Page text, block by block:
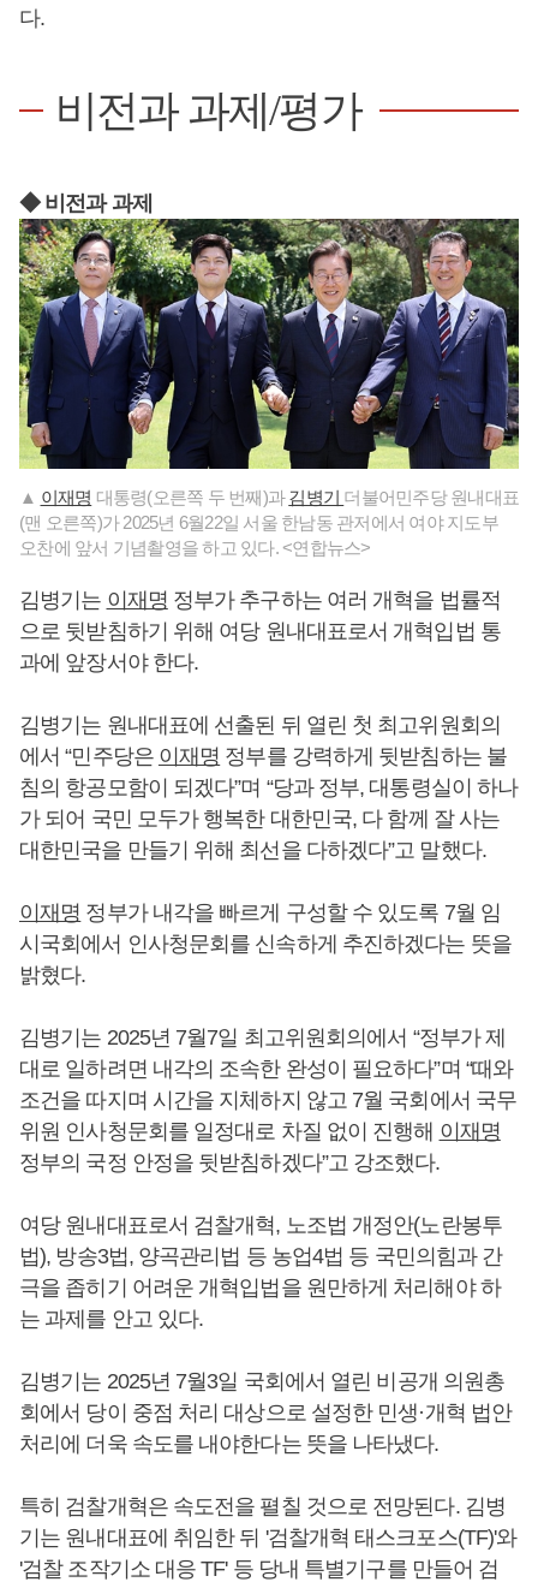
다.
비전과 과제/평가
◆ 비전과 과제
▲ 이재명 대통령(오른쪽 두 번째)과김병기 더불어민주당 원내대표
(맨 오른쪽)가 2025년 6월22일 서울 한남동 관저에서 여야 지도부
오찬에 앞서 기념촬영을 하고 있다. <연합뉴스>
김병기는 이재명 정부가 추구하는 여러 개혁을 법률적
으로 뒷받침하기 위해 여당 원내대표로서 개혁입법 통
과에 앞장서야 한다.
김병기는 원내대표에 선출된 뒤 열린 첫 최고위원회의
에서 “민주당은 이재명 정부를 강력하게 뒷받침하는 불
침의 항공모함이 되겠다”며 “당과 정부, 대통령실이 하나
가 되어 국민 모두가 행복한 대한민국, 다 함께 잘 사는
대한민국을 만들기 위해 최선을 다하겠다”고 말했다.
이재명 정부가 내각을 빠르게 구성할 수 있도록 7월 임
시국회에서 인사청문회를 신속하게 추진하겠다는 뜻을
밝혔다.
김병기는 2025년 7월7일 최고위원회의에서 “정부가 제
대로 일하려면 내각의 조속한 완성이 필요하다”며 “때와
조건을 따지며 시간을 지체하지 않고 7월 국회에서 국무
위원 인사청문회를 일정대로 차질 없이 진행해 이재명
정부의 국정 안정을 뒷받침하겠다”고 강조했다.
여당 원내대표로서 검찰개혁, 노조법 개정안(노란봉투
법), 방송3법, 양곡관리법 등 농업4법 등 국민의힘과 간
극을 좁히기 어려운 개혁입법을 원만하게 처리해야 하
는 과제를 안고 있다.
김병기는 2025년 7월3일 국회에서 열린 비공개 의원총
회에서 당이 중점 처리 대상으로 설정한 민생·개혁 법안
처리에 더욱 속도를 내야한다는 뜻을 나타냈다.
특히 검찰개혁은 속도전을 펼칠 것으로 전망된다. 김병
기는 원내대표에 취임한 뒤 '검찰개혁 태스크포스(TF)'와
'검찰 조작기소 대응 TF' 등 당내 특별기구를 만들어 검